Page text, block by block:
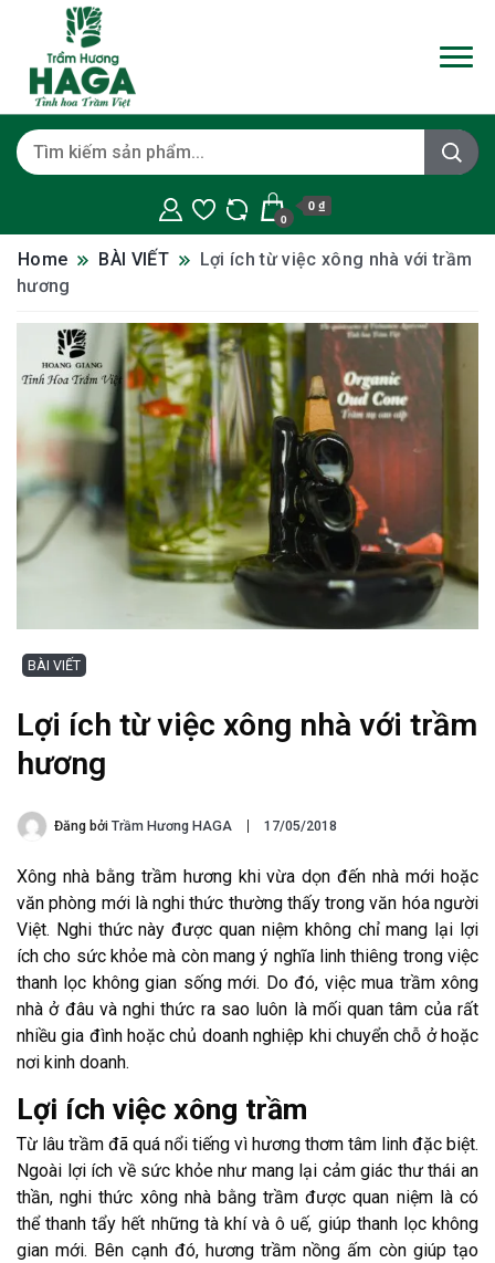
0
0 ₫
Home BÀI VIẾT
Lợi ích từ việc xông nhà với trầm
hương
BÀI VIẾT
Lợi ích từ việc xông nhà với trầm
hương
Đăng bởi Trầm Hương HAGA 17/05/2018
Xông nhà bằng trầm hương khi vừa dọn đến nhà mới hoặc
văn phòng mới là nghi thức thường thấy trong văn hóa người
Việt. Nghi thức này được quan niệm không chỉ mang lại lợi
ích cho sức khỏe mà còn mang ý nghĩa linh thiêng trong việc
thanh lọc không gian sống mới. Do đó, việc mua trầm xông
nhà ở đâu và nghi thức ra sao luôn là mối quan tâm của rất
nhiều gia đình hoặc chủ doanh nghiệp khi chuyển chỗ ở hoặc
nơi kinh doanh.
Lợi ích việc xông trầm
Từ lâu trầm đã quá nổi tiếng vì hương thơm tâm linh đặc biệt.
Ngoài lợi ích về sức khỏe như mang lại cảm giác thư thái an
thần, nghi thức xông nhà bằng trầm được quan niệm là có
thể thanh tẩy hết những tà khí và ô uế, giúp thanh lọc không
gian mới. Bên cạnh đó, hương trầm nồng ấm còn giúp tạo